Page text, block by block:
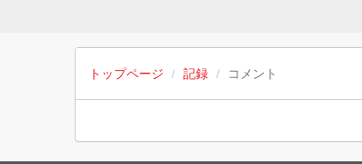
トップページ 記録 コメント